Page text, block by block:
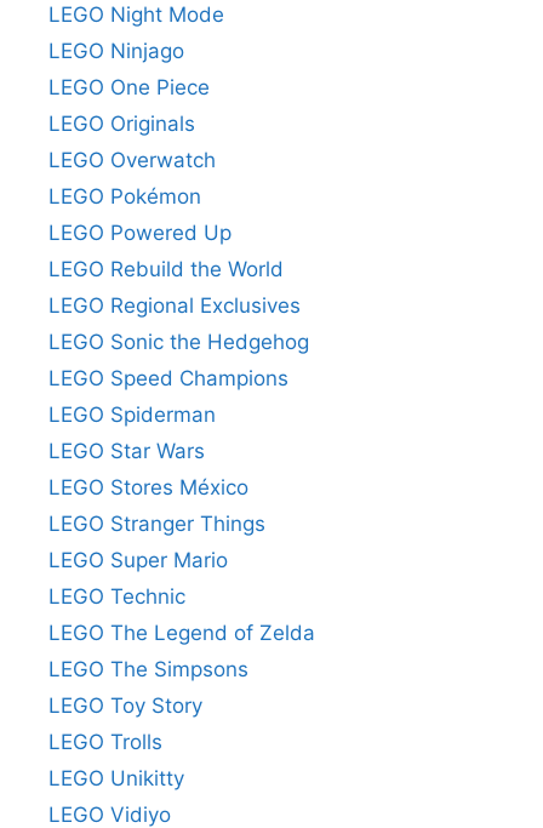
LEGO Night Mode
LEGO Ninjago
LEGO One Piece
LEGO Originals
LEGO Overwatch
LEGO Pokémon
LEGO Powered Up
LEGO Rebuild the World
LEGO Regional Exclusives
LEGO Sonic the Hedgehog
LEGO Speed Champions
LEGO Spiderman
LEGO Star Wars
LEGO Stores México
LEGO Stranger Things
LEGO Super Mario
LEGO Technic
LEGO The Legend of Zelda
LEGO The Simpsons
LEGO Toy Story
LEGO Trolls
LEGO Unikitty
LEGO Vidiyo